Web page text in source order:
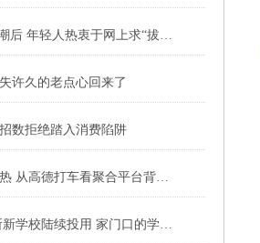
许久的老点心回来了
数拒绝踏入消费陷阱
网约车市场火热 从高德打车看聚合平台背后的算盘
配套先行 80所新学校陆续投用 家门口的学位很充足